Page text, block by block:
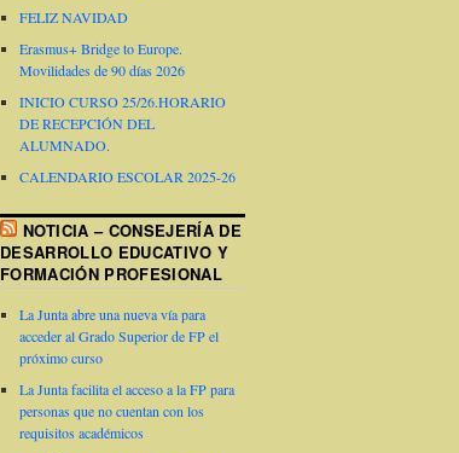
FELIZ NAVIDAD
Erasmus+ Bridge to Europe.
Movilidades de 90 días 2026
INICIO CURSO 25/26.HORARIO
DE RECEPCIÓN DEL
ALUMNADO.
CALENDARIO ESCOLAR 2025-26
NOTICIA – CONSEJERÍA DE
DESARROLLO EDUCATIVO Y
FORMACIÓN PROFESIONAL
La Junta abre una nueva vía para
acceder al Grado Superior de FP el
próximo curso
La Junta facilita el acceso a la FP para
personas que no cuentan con los
requisitos académicos